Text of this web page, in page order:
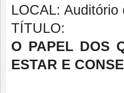
LOCAL:
TÍTULO:
O PAPEL DOS
ESTAR E